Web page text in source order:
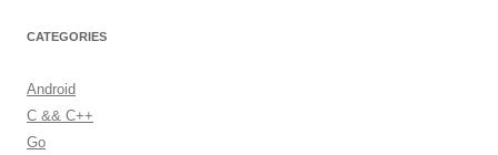
r
h
f
o
CATEGORIES
Android
C && C++
Go